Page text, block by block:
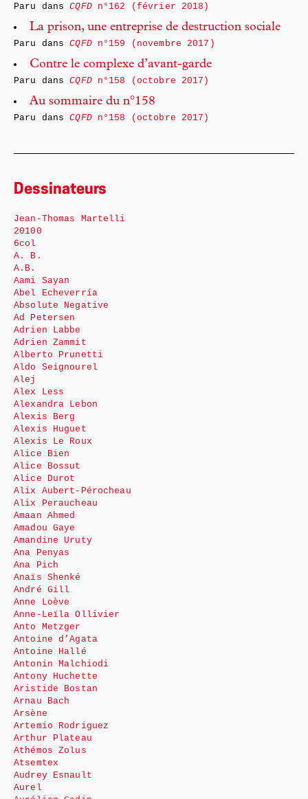
Paru dansCQFDn°162 (février 2018)
La prison, une entreprise de destruction sociale
Paru dansCQFDn°159 (novembre 2017)
Contre le complexe d’avant-garde
Paru dansCQFDn°158 (octobre 2017)
Au sommaire du n°158
Paru dansCQFDn°158 (octobre 2017)
Dessinateurs
Jean-Thomas Martelli
20100
6col
A. B.
A.B.
Aami Sayan
Abel Echeverría
Absolute Negative
Ad Petersen
Adrien Labbe
Adrien Zammit
Alberto Prunetti
Aldo Seignourel
Alej
Alex Less
Alexandra Lebon
Alexis Berg
Alexis Huguet
Alexis Le Roux
Alice Bien
Alice Bossut
Alice Durot
Alix Aubert-Pérocheau
Alix Peraucheau
Amaan Ahmed
Amadou Gaye
Amandine Uruty
Ana Penyas
Ana Pich
Anaïs Shenké
André Gill
Anne Loève
Anne-Leïla Ollivier
Anto Metzger
Antoine d’Agata
Antoine Hallé
Antonin Malchiodi
Antony Huchette
Aristide Bostan
Arnau Bach
Arsène
Artemio Rodriguez
Arthur Plateau
Athémos Zolus
Atsemtex
Audrey Esnault
Aurel